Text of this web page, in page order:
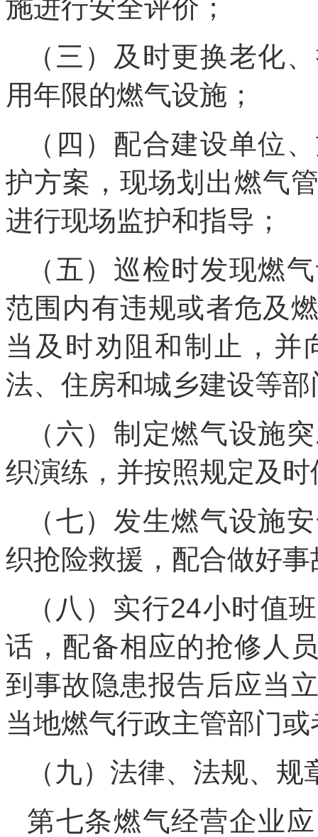
施进行安全评价；
（三）及时更换老化
用年限的燃气设施；
（四）配合建设单位
护方案，现场划出燃气
进行现场监护和指导；
（五）巡检时发现燃
范围内有违规或者危及
当及时劝阻和制止，并
法、住房和城乡建设等
（六）制定燃气设施
织演练，并按照规定及时
（七）发生燃气设施
织抢险救援，配合做好
（八）实行24小时值
话，配备相应的抢修人
到事故隐患报告后应当
当地燃气行政主管部门
（九）法律、法规、
第七条燃气经营企业